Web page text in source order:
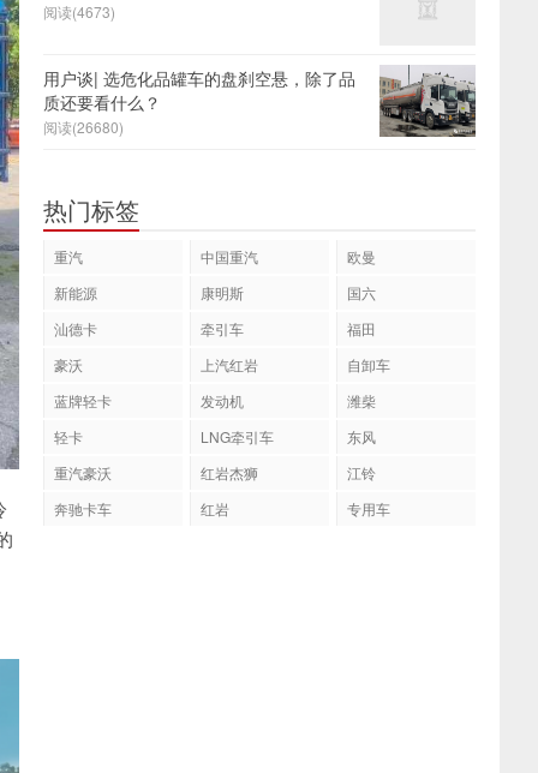
阅读(4673)
用户谈| 选危化品罐车的盘刹空悬，除了品
质还要看什么？
阅读(26680)
热门标签
重汽 中国重汽
欧曼
新能源
康明斯
国六
汕德卡
牵引车
福田
豪沃
上汽红岩
自卸车
蓝牌轻卡
发动机
潍柴
轻卡
LNG牵引车
东风
重汽豪沃
红岩杰狮
江铃
奔驰卡车
红岩 专用车